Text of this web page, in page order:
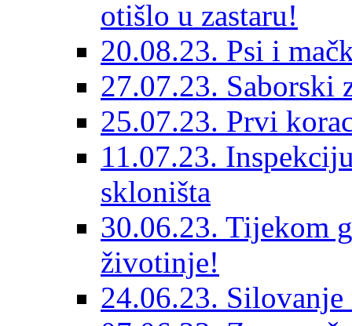
otišlo u zastaru!
20.08.23. Psi i
27.07.23. Saborski
25.07.23. Prvi
11.07.23.
skloništa
30.06.23. Tijekom
životinje!
24.06.23.